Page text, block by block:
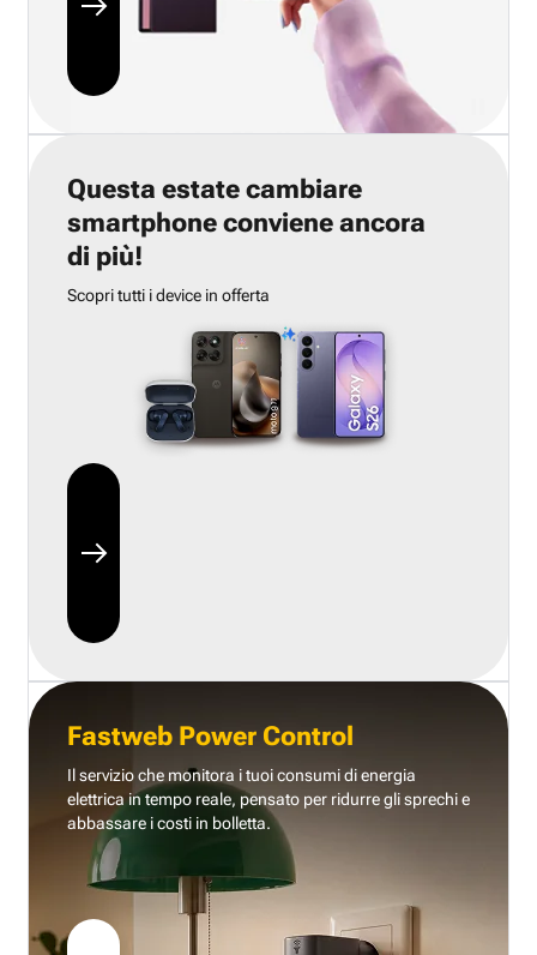
Questa estate cambiare
smartphone conviene ancora
di più!
Scopri tutti i device in offerta
Fastweb Power Control
Il servizio che monitora i tuoi consumi di energia
elettrica in tempo reale, pensato per ridurre gli sprechi e
abbassare i costi in bolletta.